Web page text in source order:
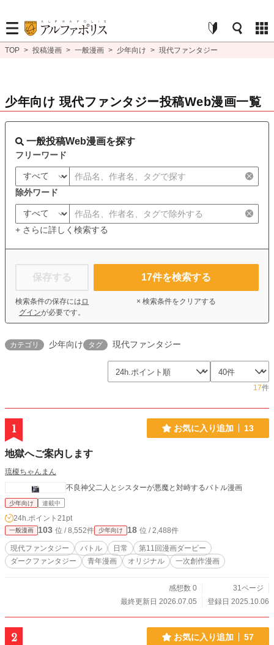
TOP > 投稿漫画 > 一般漫画 > 少年向け > 現代ファンタジー
少年向け 現代ファンタジー投稿Web漫画一覧
一般投稿Web漫画を探す
フリーワード
除外ワード
+ さらに詳しく検索する
保存する
検索条件の保存には ロ
グインが必要です。
17件を検索する
× 検索条件をクリアする
カテゴリ 少年向け タグ 現代ファンタジー
17件
1 お気に入り追加 13
地獄へご案内します
琉榎ちゃんまん
不良神父二人とシスターが悪魔と対峙するバトル漫画
少年向け 連載中
24h.ポイント 21pt
一般漫画 103 位 / 8,552件 少年向け 18 位 / 2,488件
現代ファンタジー バトル 日常
第11回漫画ダービー
ダークファンタジー
青年漫画 オリジナル 一次創作漫画
感想数 0
31ページ
最終更新日 2026.07.05
登録日 2025.10.06
2 お気に入り追加 57